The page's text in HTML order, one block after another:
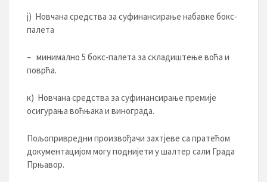
ј) Новчана средства за суфинансирање набавке бокс-
палета
– минимално 5 бокс-палета за складиштење воћа и
поврћа.
к) Новчана средства за суфинансирање премије
осигурања воћњака и винограда.
Пољопривредни произвођачи захтјеве са пратећом
документацијом могу поднијети у шалтер сали Града
Прњавор.